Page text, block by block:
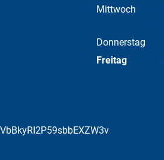
Mittwoch
Donnerstag
Freitag